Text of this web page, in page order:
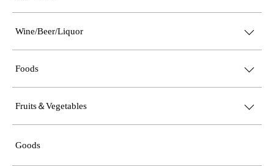
Wine/Beer/Liquor
Foods
Fruits＆Vegetables
Goods